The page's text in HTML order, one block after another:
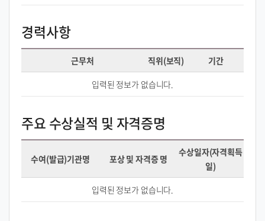
경력사항
근무처 직위(보직)
기간
입력된 정보가 없습니다.
주요 수상실적 및 자격증명
수여(발급)기관명 포상 및 자격증 명
수상일자(자격획득
일)
입력된 정보가 없습니다.